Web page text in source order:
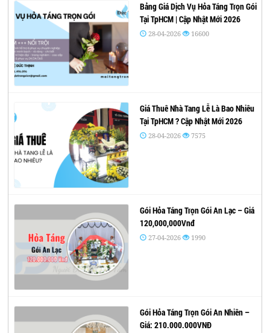
Bảng Giá Dịch Vụ Hỏa Táng Trọn Gói
Tại TpHCM | Cập Nhật Mới 2026
28-04-2026 16600
Giá Thuê Nhà Tang Lễ Là Bao Nhiêu
Tại TpHCM ? Cập Nhật Mới 2026
28-04-2026 7575
Gói Hỏa Táng Trọn Gói An Lạc – Giá
120,000,000Vnđ
27-04-2026 1990
Gói Hỏa Táng Trọn Gói An Nhiên –
Giá: 210.000.000VNĐ